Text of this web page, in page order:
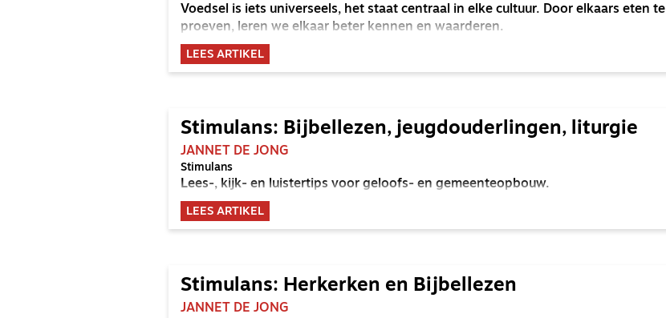
Voedsel is iets universeels, het staat centraal in elke cultuur. Door elkaars eten te
proeven, leren we elkaar beter kennen en waarderen.
LEES ARTIKEL
Stimulans: Bijbellezen, jeugdouderlingen, liturgie
JANNET DE JONG
Stimulans
Lees-, kijk- en luistertips voor geloofs- en gemeenteopbouw.
LEES ARTIKEL
Stimulans: Herkerken en Bijbellezen
JANNET DE JONG